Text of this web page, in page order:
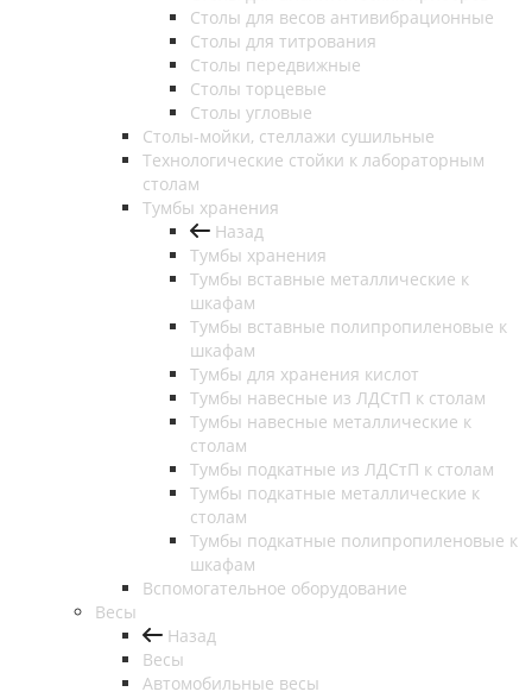
Столы для весов антивибрационные
Столы для титрования
Столы передвижные
Столы торцевые
Столы угловые
Столы-мойки, стеллажи сушильные
Технологические стойки к лабораторным
столам
Тумбы хранения
Назад
Тумбы хранения
Тумбы вставные металлические к
шкафам
Тумбы вставные полипропиленовые к
шкафам
Тумбы для хранения кислот
Тумбы навесные из ЛДСтП к столам
Тумбы навесные металлические к
столам
Тумбы подкатные из ЛДСтП к столам
Тумбы подкатные металлические к
столам
Тумбы подкатные полипропиленовые к
шкафам
Вспомогательное оборудование
Весы
Назад
Весы
Автомобильные весы